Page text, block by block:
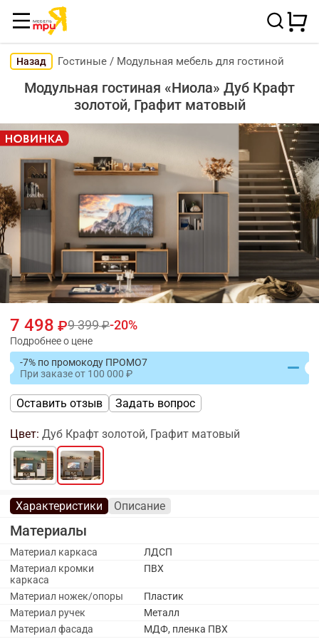
Назад Гостиные / Модульная мебель для гостиной
Модульная гостиная «Ниола» Дуб Крафт
золотой, Графит матовый
7 498 9 399 20
Подробнее о цене
-7% по промокоду ПРОМО7
При заказеот 100 000
Оставить отзыв Задать вопрос
Цвет: Дуб Крафт золотой, Графит матовый
Характеристики Описание
Материалы
Материал каркаса
ЛДСП
Материал кромки
каркаса
ПВХ
Материал ножек/опоры
Пластик
Материал ручек
Металл
Материал фасада
МДФ, пленка ПВХ